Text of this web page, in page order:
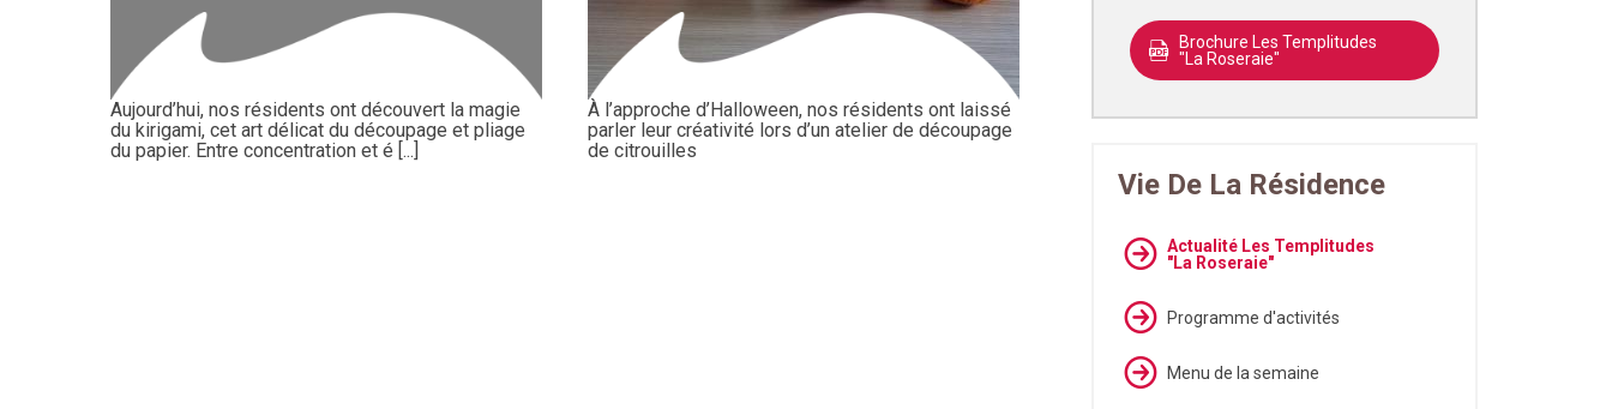
Aujourd’hui, nos résidents ont découvert la magie
du kirigami, cet art délicat du découpage et pliage
du papier. Entre concentration et é [...]
À l’approche d’Halloween, nos résidents ont laissé
parler leur créativité lors d’un atelier de découpage
de citrouilles
Brochure Les Templitudes
"La Roseraie"
Vie De La Résidence
Actualité Les Templitudes
"La Roseraie"
Programme d'activités
Menu de la semaine